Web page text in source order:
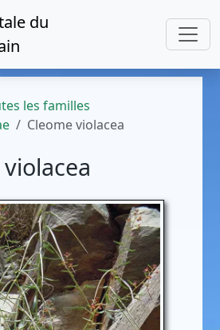
du
les familles
Cleome violacea